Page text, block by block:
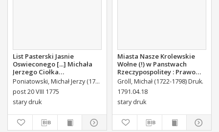
List Pasterski Jasnie
Oswieconego [...] Michała
Jerzego Ciołka
Poniatowskiego Biskupa
Płockiego Xiązęcia
Pułtuskiego [...] Do Oboyga
Stanu Tak Duchownego,
Swoiey Roku Panskiego
1775 [...] Wydany.
Poniatowski, Michał Jerzy (1736-1794)
post 20 VIII 1775
stary druk
Miasta Nasze Krolewskie
Wołne (!) w Panstwach
Rzeczypospolitey : Prawo
uchwalone Dnia 18.
kwietnia 1791.
Gröll, Michał (1722-1798) Druk.
1791.04.18
stary druk